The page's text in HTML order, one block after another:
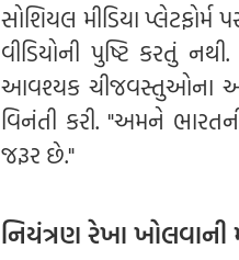
સોશિયલ મીડિયા પ્લેટફોર્મ
વીડિયોની પુષ્ટિ કરતું
આવશ્યક ચીજવસ્તુઓના
વિનંતી કરી. "અમને
જરૂર છે."
નિયંત્રણ રેખા ખોલવાની